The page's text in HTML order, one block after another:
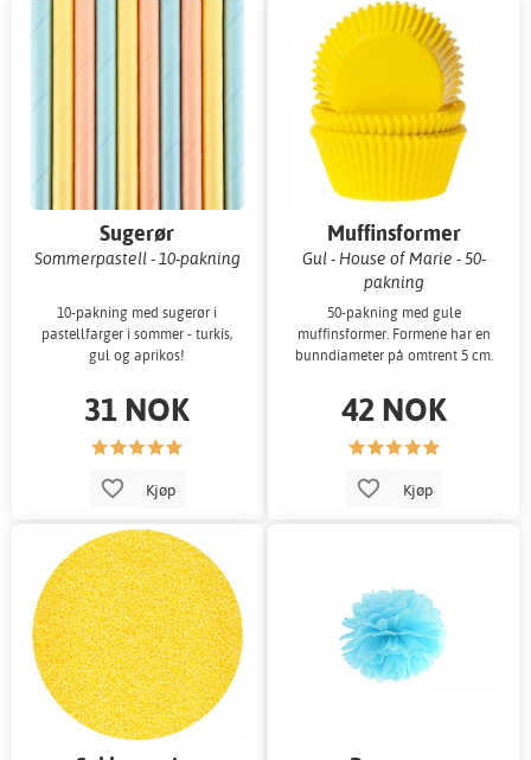
Sugerør
Sommerpastell - 10-pakning
10-pakning med sugerør i
pastellfarger i sommer - turkis,
gul og aprikos!
31 NOK
Kjøp
Muffinsformer
Gul - House of Marie - 50-
pakning
50-pakning med gule
muffinsformer. Formene har en
bunndiameter på omtrent 5 cm.
42 NOK
Kjøp